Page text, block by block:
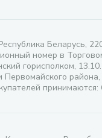
Беларусь,
номер в
горисполком,
Первомайского